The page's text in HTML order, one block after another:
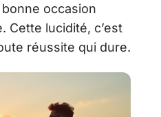
occasion
Cette lucidité, c’est
réussite qui dure.